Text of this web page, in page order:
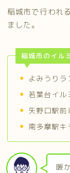
稲城市で行われ
ました。
稲城市のイル
よみうり
若葉台イ
矢野口駅
南多摩駅キ
暖